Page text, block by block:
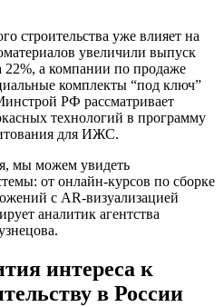
строительства уже влияет на
увеличили выпуск
22%, а компании по продаже
комплекты “под ключ”
РФ рассматривает
технологий в программу
для ИЖС.
мы можем увидеть
от онлайн-курсов по сборке
с AR-визуализацией
аналитик агентства
интереса к
в России